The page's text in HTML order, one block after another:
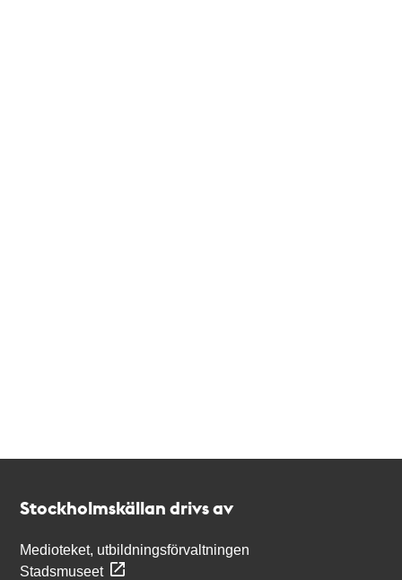
Stockholmskällan drivs av
Medioteket, utbildningsförvaltningen
Stadsmuseet